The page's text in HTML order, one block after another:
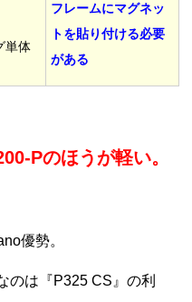
単体
フレームにマグネッ
トを貼り付ける必要
がある
Pのほうが軽い。
優勢。
のは『P325 CS』の利